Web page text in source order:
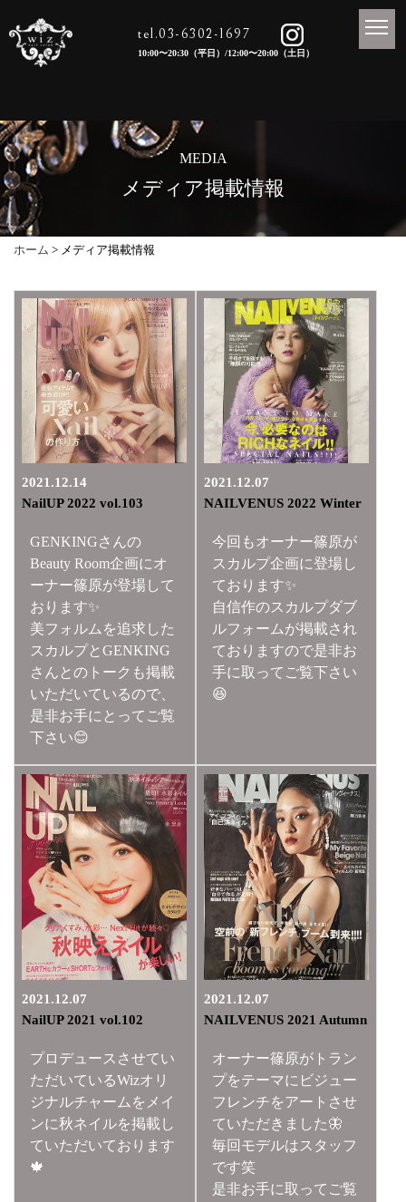
tel.03-6302-1697
10:00〜20:30（平日）/12:00〜20:00（土日）
MEDIA
メディア掲載情報
ホーム > メディア掲載情報
2021.12.14
NailUP 2022 vol.103
GENKINGさんの
Beauty Room企画にオ
ーナー篠原が登場して
おります✨
美フォルムを追求した
スカルプとGENKING
さんとのトークも掲載
いただいているので、
是非お手にとってご覧
下さい😊
2021.12.07
NAILVENUS 2022 Winter
今回もオーナー篠原が
スカルプ企画に登場し
ております✨
自信作のスカルプダブ
ルフォームが掲載され
ておりますので是非お
手に取ってご覧下さい
😆
2021.12.07
NailUP 2021 vol.102
プロデュースさせてい
ただいているWizオリ
ジナルチャームをメイ
ンに秋ネイルを掲載し
ていただいております
🍁
2021.12.07
NAILVENUS 2021 Autumn
オーナー篠原がトラン
プをテーマにビジュー
フレンチをアートさせ
ていただきました🦋
毎回モデルはスタッフ
です笑
是非お手に取ってご覧